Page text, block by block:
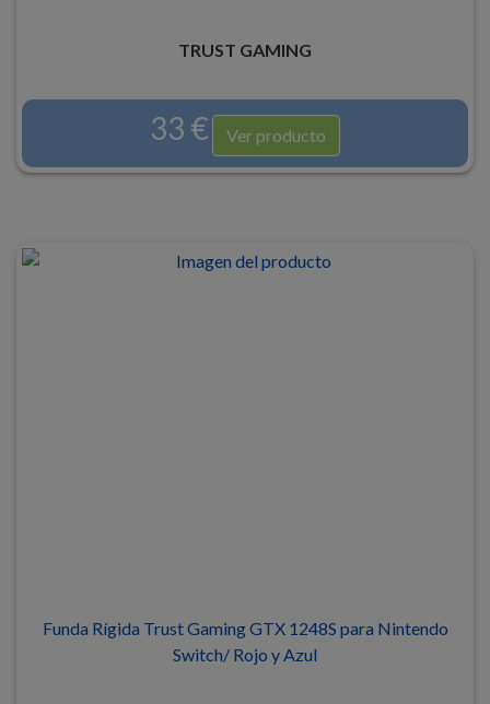
TRUST GAMING
33 € Ver producto
Funda Rígida Trust Gaming GTX 1248S para Nintendo
Switch/ Rojo y Azul